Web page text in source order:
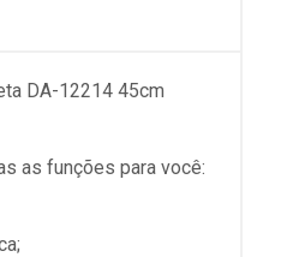
DA-12214 45cm
as funções para você: